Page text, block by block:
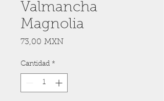
Valmancha
Magnolia
73,00 MXNPrecio
Cantidad *